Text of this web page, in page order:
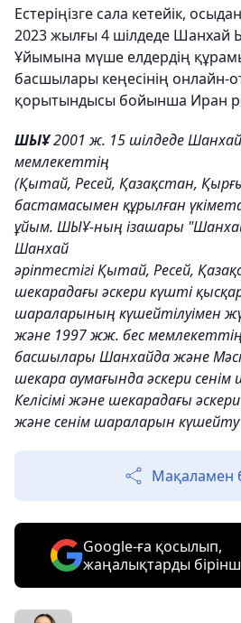
Естеріңізге сала кетейік,
2023 жылғы 4 шілдеде Шанхай
Ұйымына мүше елдердің
басшылары кеңесінің
қорытындысы бойынша Иран
ШЫҰ2001 ж. 15 шілдеде
мемлекеттің
(Қытай, Ресей, Қазақстан,
бастамасымен құрылған
ұйым. ШЫҰ-ның ізашары "Шанхай
Шанхай
әріптестігі Қытай, Ресей,
шекарадағы әскери күшті
шараларының күшейтілуімен
және 1997 жж. бес мемлекеттің
басшылары Шанхайда және
шекара аумағында әскери
Келісімі және шекарадағы
және сенім шараларын күшейту
Мақаламен
Google-ға қосылып,
жаңалықтарды